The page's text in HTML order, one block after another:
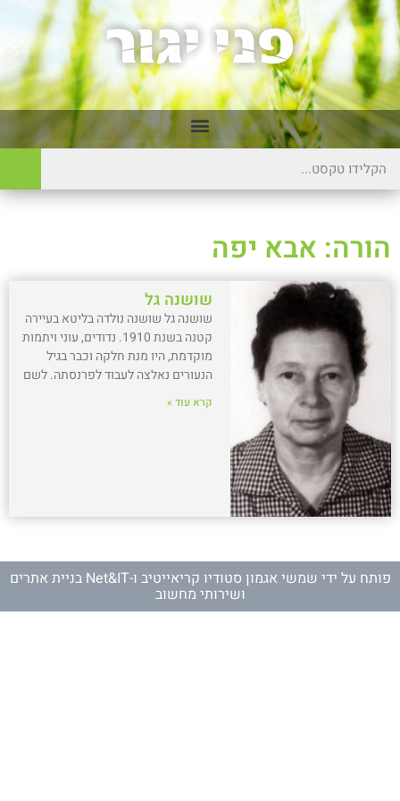
הורה: אבא יפה
שושנה גל
שושנה גל שושנה נולדה בליטא בעיירה
קטנה בשנת 1910. נדודים, עוני ויתמות
מוקדמת, היו מנת חלקה וכבר בגיל
הנעורים נאלצה לעבוד לפרנסתה. לשם
קרא עוד »
פותח על ידי שמשי אגמון סטודיו קריאייטיב ו- Net&IT בניית אתרים
ושירותי מחשוב